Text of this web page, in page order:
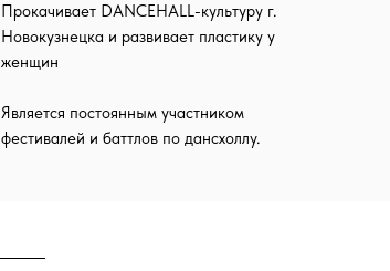
Прокачивает DANCEHALL-культуру г.
Новокузнецка и развивает пластику у
женщин
Является постоянным участником
фестивалей и баттлов по дансхоллу.